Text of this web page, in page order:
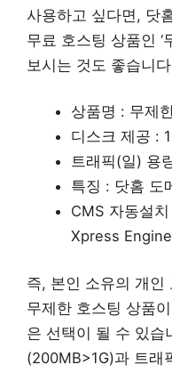
사용하고 싶다면, 닷
무료 호스팅 상품인 ‘
보시는 것도 좋습니
상품명 : 무제
디스크 제공 :
트래픽(일) 용
특징 : 닷홈 도
CMS 자동설
Xpress Engine
즉, 본인 소유의 개인
무제한 호스팅 상품
은 선택이 될 수 있습
(200MB>1G)과 트래